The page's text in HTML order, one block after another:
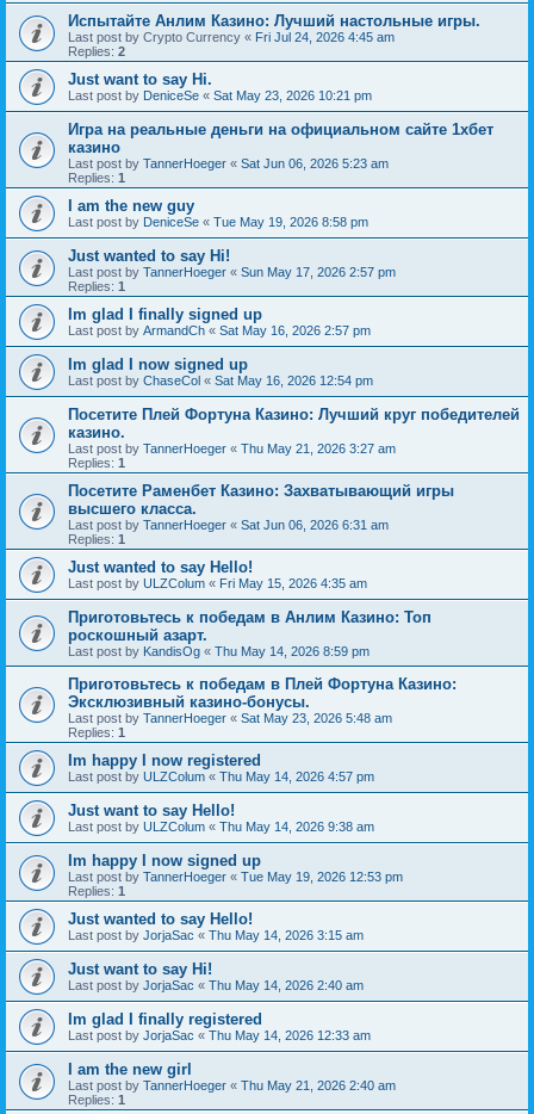
Испытайте Анлим Казино: Лучший настольные игры.
Last post by Crypto Currency « Fri Jul 24, 2026 4:45 am
Replies: 2
Just want to say Hi.
Last post by DeniceSe « Sat May 23, 2026 10:21 pm
Игра на реальные деньги на официальном сайте 1хбет
казино
Last post by TannerHoeger « Sat Jun 06, 2026 5:23 am
Replies: 1
I am the new guy
Last post by DeniceSe « Tue May 19, 2026 8:58 pm
Just wanted to say Hi!
Last post by TannerHoeger « Sun May 17, 2026 2:57 pm
Replies: 1
Im glad I finally signed up
Last post by ArmandCh « Sat May 16, 2026 2:57 pm
Im glad I now signed up
Last post by ChaseCol « Sat May 16, 2026 12:54 pm
Посетите Плей Фортуна Казино: Лучший круг победителей
казино.
Last post by TannerHoeger « Thu May 21, 2026 3:27 am
Replies: 1
Посетите Раменбет Казино: Захватывающий игры
высшего класса.
Last post by TannerHoeger « Sat Jun 06, 2026 6:31 am
Replies: 1
Just wanted to say Hello!
Last post by ULZColum « Fri May 15, 2026 4:35 am
Приготовьтесь к победам в Анлим Казино: Топ
роскошный азарт.
Last post by KandisOg « Thu May 14, 2026 8:59 pm
Приготовьтесь к победам в Плей Фортуна Казино:
Эксклюзивный казино-бонусы.
Last post by TannerHoeger « Sat May 23, 2026 5:48 am
Replies: 1
Im happy I now registered
Last post by ULZColum « Thu May 14, 2026 4:57 pm
Just want to say Hello!
Last post by ULZColum « Thu May 14, 2026 9:38 am
Im happy I now signed up
Last post by TannerHoeger « Tue May 19, 2026 12:53 pm
Replies: 1
Just wanted to say Hello!
Last post by JorjaSac « Thu May 14, 2026 3:15 am
Just want to say Hi!
Last post by JorjaSac « Thu May 14, 2026 2:40 am
Im glad I finally registered
Last post by JorjaSac « Thu May 14, 2026 12:33 am
I am the new girl
Last post by TannerHoeger « Thu May 21, 2026 2:40 am
Replies: 1